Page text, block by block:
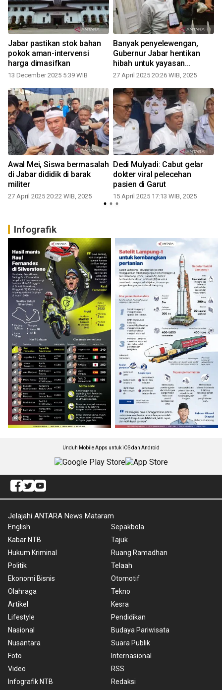
Jabar pastikan stok bahan
pokok aman-intervensi
harga dimasifkan
13 December 2025 5:39 WIB
Banyak penyelewengan,
Gubernur Jabar hentikan
hibah untuk yayasan
pendidikan
27 April 2025 20:26 WIB, 2025
Awal Mei, Siswa bermasalah
di Jabar dididik di barak
militer
27 April 2025 20:22 WIB, 2025
Dedi Mulyadi: Cabut gelar
dokter viral pelecehan
pasien di Garut
15 April 2025 17:13 WIB, 2025
Infografik
Unduh Mobile Apps untuk iOS dan Android
Jelajahi ANTARA News Mataram
English
Kabar NTB
Hukum Kriminal
Politik
Ekonomi Bisnis
Olahraga
Artikel
Lifestyle
Nasional
Nusantara
Foto
Video
Infografik NTB
Sepakbola
Tajuk
Ruang Ramadhan
Telaah
Otomotif
Tekno
Kesra
Pendidikan
Budaya Pariwisata
Suara Publik
Internasional
RSS
Redaksi